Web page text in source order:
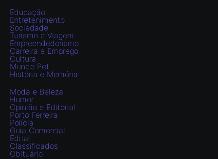
Educação
Entretenimento
Sociedade
Turismo e Viagem
Empreendedorismo
Carreira e Emprego
Cultura
Mundo Pet
História e Memória
Moda e Beleza
Humor
Opinião e Editorial
Porto Ferreira
Polícia
Guia Comercial
Edital
Classificados
Obituário